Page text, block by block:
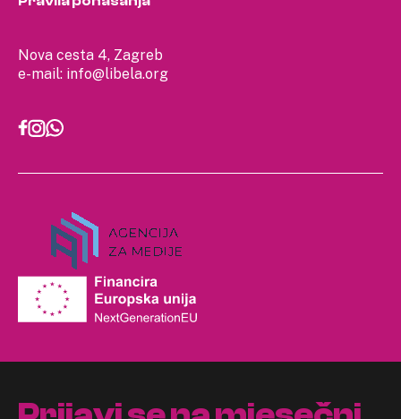
Nova cesta 4, Zagreb
e-mail: info@libela.org